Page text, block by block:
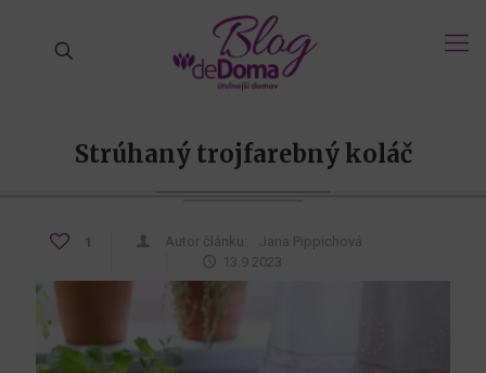
Strúhaný trojfarebný koláč
1 Autor článku:
Jana Pippichová
13.9.2023